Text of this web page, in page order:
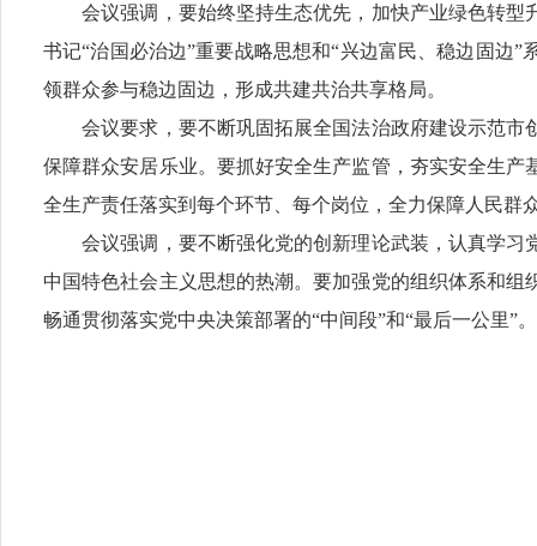
会议强调，要始终坚持生态优先，加快产业绿色转型
书记“治国必治边”重要战略思想和“兴边富民、稳边固边
领群众参与稳边固边，形成共建共治共享格局。
会议要求，要不断巩固拓展全国法治政府建设示范市
保障群众安居乐业。要抓好安全生产监管，夯实安全生
全生产责任落实到每个环节、每个岗位，全力保障人民群
会议强调，要不断强化党的创新理论武装，认真学习
中国特色社会主义思想的热潮。要加强党的组织体系和
畅通贯彻落实党中央决策部署的“中间段”和“最后一公里”。